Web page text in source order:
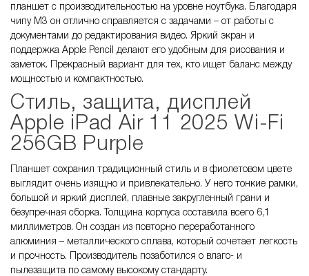
планшет с производительностью на уровне ноутбука. Благодаря
чипу M3 он отлично справляется с задачами – от работы с
документами до редактирования видео. Яркий экран и
поддержка Apple Pencil делают его удобным для рисования и
заметок. Прекрасный вариант для тех, кто ищет баланс между
мощностью и компактностью.
Стиль, защита, дисплей
Apple iPad Air 11 2025 Wi-Fi
256GB Purple
Планшет сохранил традиционный стиль и в фиолетовом цвете
выглядит очень изящно и привлекательно. У него тонкие рамки,
большой и яркий дисплей, плавные закругленный грани и
безупречная сборка. Толщина корпуса составила всего 6,1
миллиметров. Он создан из повторно переработанного
алюминия – металлического сплава, который сочетает легкость
и прочность. Производитель позаботился о влаго- и
пылезащита по самому высокому стандарту.